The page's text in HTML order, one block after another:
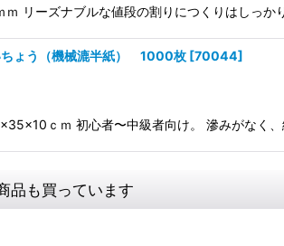
リーズナブルな値段の割りにつくりはしっか
ょう（機械漉半紙） 1000枚 [70044]
ｃｍ 初心者〜中級者向け。 滲みがなく
品も買っています